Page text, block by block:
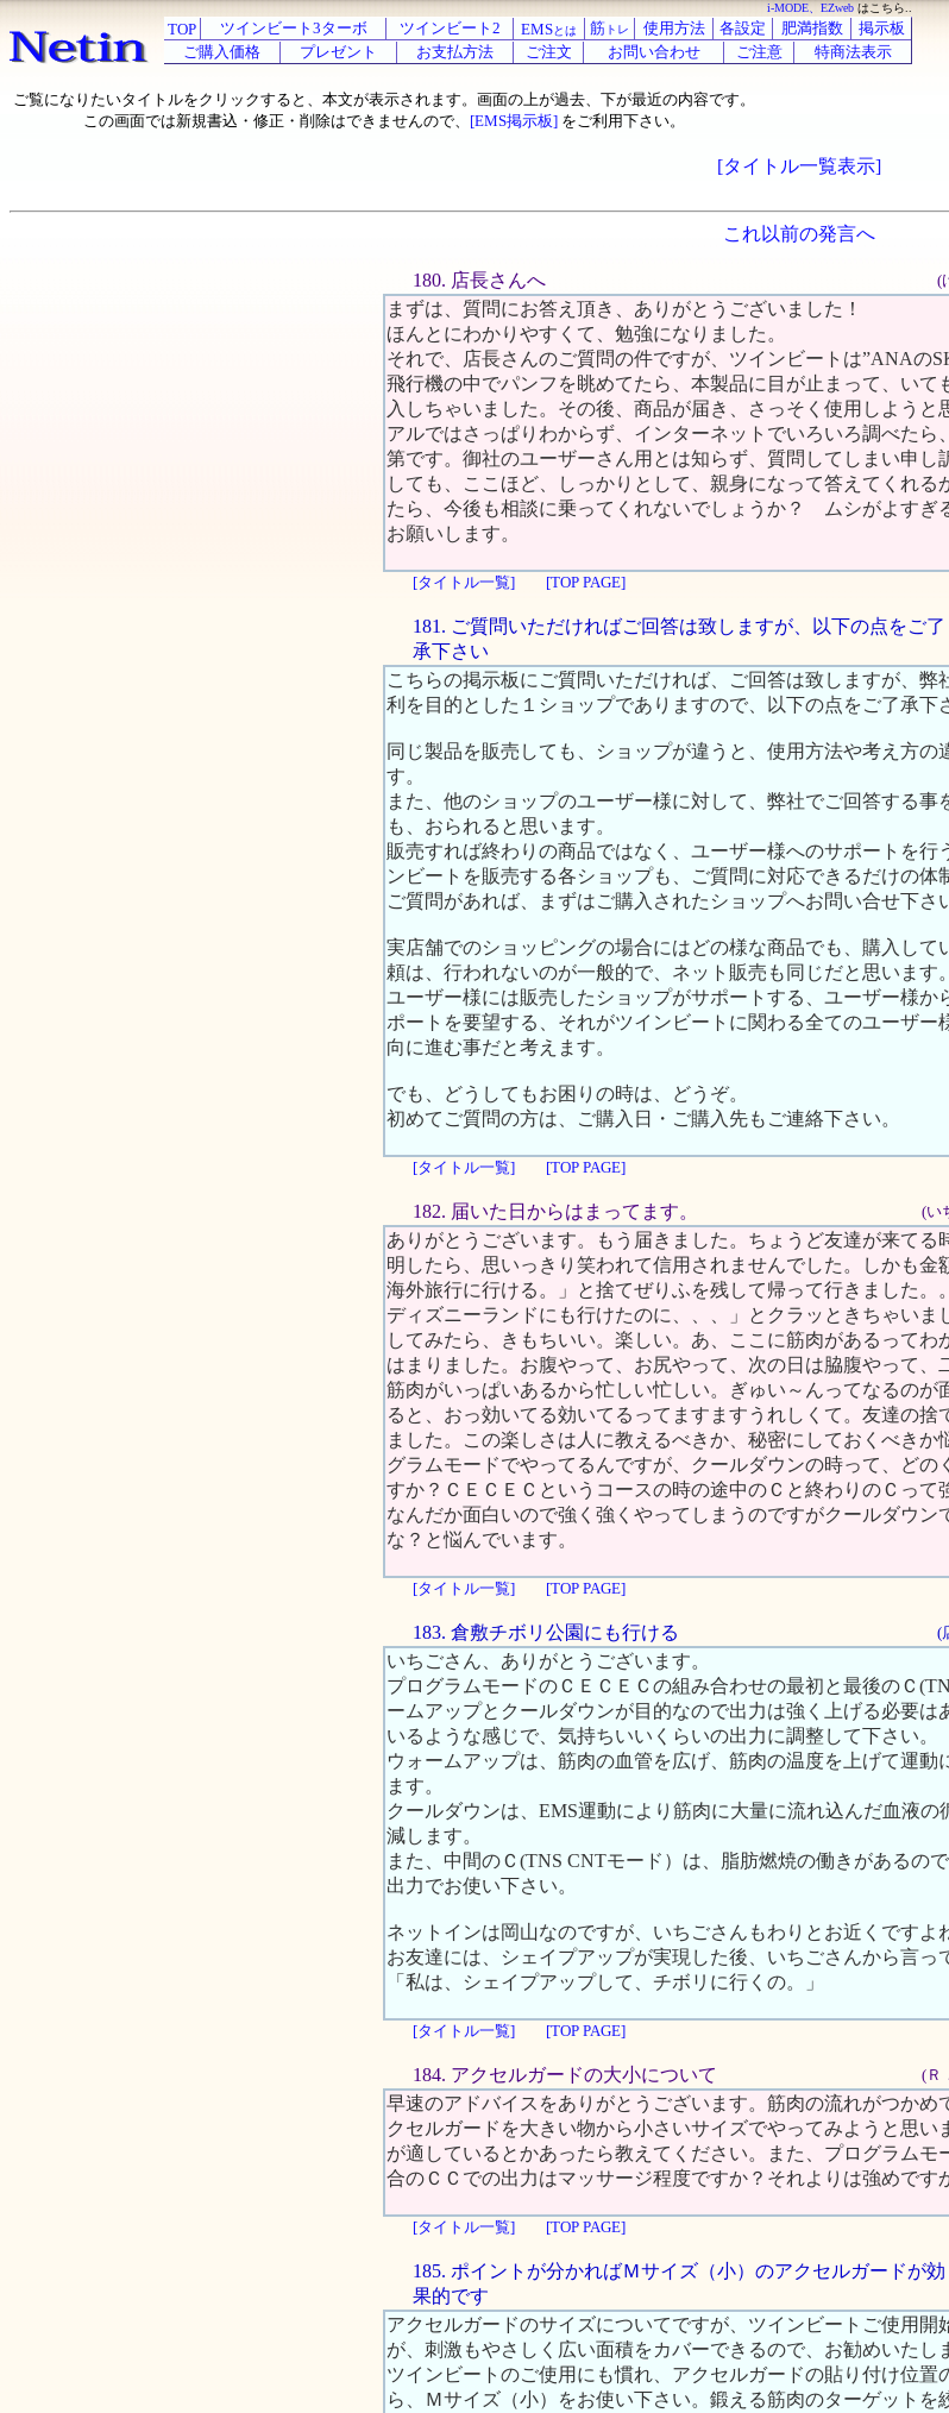
i-MODE、EZweb はこちら..
TOP ツインビート3ターボ ツインビート2 EMSとは 筋 トレ 使用方法 各設定 肥満指数
掲示板
ご購入価格
プレゼント お支払方法 ご注文 お問い合わせ ご注意 特商法表示
ご覧になりたいタイトルをクリックすると、本文が表示されます。画面の上が過去、下が最近の内容です。
この画面では新規書込・修正・削除はできませんので、 [EMS掲示板] をご利用下さい。
[タイトル一覧表示]
これ以前の発言へ
180. 店長さんへ (
まずは、質問にお答え頂き、ありがとうございました！
ほんとにわかりやすくて、勉強になりました。
それで、店長さんのご質問の件ですが、ツインビートは”ANAの
飛行機の中でパンフを眺めてたら、本製品に目が止まって、いて
入しちゃいました。その後、商品が届き、さっそく使用しようと
アルではさっぱりわからず、インターネットでいろいろ調べたら
第です。御社のユーザーさん用とは知らず、質問してしまい申し
しても、ここほど、しっかりとして、親身になって答えてくれる
たら、今後も相談に乗ってくれないでしょうか？ ムシがよすぎ
お願いします。
[タイトル一覧] [TOP PAGE]
181. ご質問いただければご回答は致しますが、以下の点をご了
承下さい
こちらの掲示板にご質問いただければ、ご回答は致しますが、弊
利を目的とした１ショップでありますので、以下の点をご了承下
同じ製品を販売しても、ショップが違うと、使用方法や考え方の
す。
また、他のショップのユーザー様に対して、弊社でご回答する事
も、おられると思います。
販売すれば終わりの商品ではなく、ユーザー様へのサポートを行
ンビートを販売する各ショップも、ご質問に対応できるだけの体
ご質問があれば、まずはご購入されたショップへお問い合せ下さ
実店舗でのショッピングの場合にはどの様な商品でも、購入して
頼は、行われないのが一般的で、ネット販売も同じだと思います。
ユーザー様には販売したショップがサポートする、ユーザー様か
ポートを要望する、それがツインビートに関わる全てのユーザー
向に進む事だと考えます。
でも、どうしてもお困りの時は、どうぞ。
初めてご質問の方は、ご購入日・ご購入先もご連絡下さい。
[タイトル一覧] [TOP PAGE]
182. 届いた日からはまってます。 (い
ありがとうございます。もう届きました。ちょうど友達が来てる
明したら、思いっきり笑われて信用されませんでした。しかも金
海外旅行に行ける。」と捨てぜりふを残して帰って行きました。
ディズニーランドにも行けたのに、、、」とクラッときちゃいま
してみたら、きもちいい。楽しい。あ、ここに筋肉があるってわ
はまりました。お腹やって、お尻やって、次の日は脇腹やって、
筋肉がいっぱいあるから忙しい忙しい。ぎゅい～んってなるのが
ると、おっ効いてる効いてるってますますうれしくて。友達の捨
ました。この楽しさは人に教えるべきか、秘密にしておくべきか
グラムモードでやってるんですが、クールダウンの時って、どの
すか？ＣＥＣＥＣというコースの時の途中のＣと終わりのＣって
なんだか面白いので強く強くやってしまうのですがクールダウン
な？と悩んでいます。
[タイトル一覧] [TOP PAGE]
183. 倉敷チボリ公園にも行ける (
いちごさん、ありがとうございます。
プログラムモードのＣＥＣＥＣの組み合わせの最初と最後のＣ
ームアップとクールダウンが目的なので出力は強く上げる必要は
いるような感じで、気持ちいいくらいの出力に調整して下さい。
ウォームアップは、筋肉の血管を広げ、筋肉の温度を上げて運動
ます。
クールダウンは、EMS運動により筋肉に大量に流れ込んだ血液
減します。
また、中間のＣ(TNS CNTモード）は、脂肪燃焼の働きがあるの
出力でお使い下さい。
ネットインは岡山なのですが、いちごさんもわりとお近くですよ
お友達には、シェイプアップが実現した後、いちごさんから言っ
「私は、シェイプアップして、チボリに行くの。」
[タイトル一覧] [TOP PAGE]
184. アクセルガードの大小について (Ｒ
早速のアドバイスをありがとうございます。筋肉の流れがつかめ
クセルガードを大きい物から小さいサイズでやってみようと思い
が適しているとかあったら教えてください。また、プログラムモ
合のＣＣでの出力はマッサージ程度ですか？それよりは強めです
[タイトル一覧] [TOP PAGE]
185. ポイントが分かればＭサイズ（小）のアクセルガードが効
果的です
アクセルガードのサイズについてですが、ツインビートご使用開
が、刺激もやさしく広い面積をカバーできるので、お勧めいたし
ツインビートのご使用にも慣れ、アクセルガードの貼り付け位置
ら、Ｍサイズ（小）をお使い下さい。鍛える筋肉のターゲットを